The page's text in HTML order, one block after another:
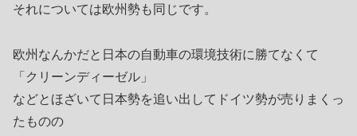
それについては欧州勢も同じです。
欧州なんかだと日本の自動車の環境技術に勝てなくて
「クリーンディーゼル」
などとほざいて日本勢を追い出してドイツ勢が売りまくっ
たものの